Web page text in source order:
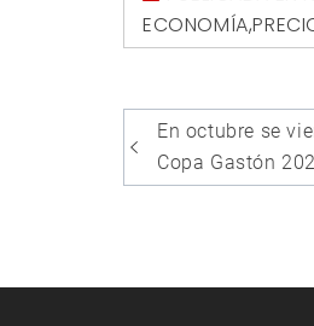
ECONOMÍA,
de
En octubre se
Copa Gastón